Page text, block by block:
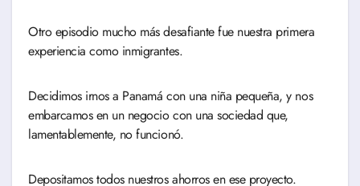
Otro episodio mucho más desafiante fue nuestra primera
experiencia como inmigrantes.
Decidimos irnos a Panamá con una niña pequeña, y nos
embarcamos en un negocio con una sociedad que,
lamentablemente, no funcionó.
Depositamos todos nuestros ahorros en ese proyecto.